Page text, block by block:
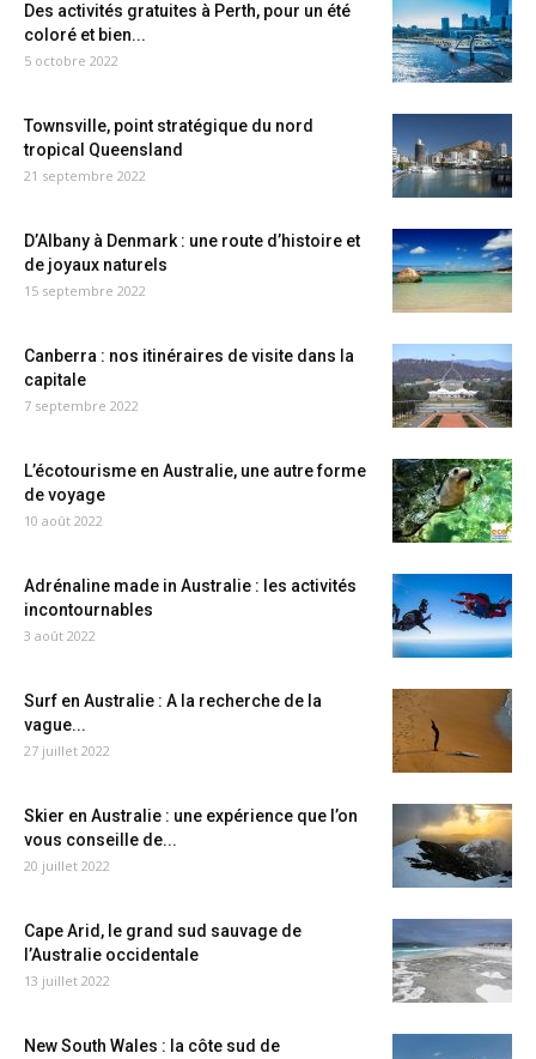
Des activités gratuites à Perth, pour un été
coloré et bien...
5 octobre 2022
Townsville, point stratégique du nord
tropical Queensland
21 septembre 2022
D’Albany à Denmark : une route d’histoire et
de joyaux naturels
15 septembre 2022
Canberra : nos itinéraires de visite dans la
capitale
7 septembre 2022
L’écotourisme en Australie, une autre forme
de voyage
10 août 2022
Adrénaline made in Australie : les activités
incontournables
3 août 2022
Surf en Australie : A la recherche de la
vague...
27 juillet 2022
Skier en Australie : une expérience que l’on
vous conseille de...
20 juillet 2022
Cape Arid, le grand sud sauvage de
l’Australie occidentale
13 juillet 2022
New South Wales : la côte sud de